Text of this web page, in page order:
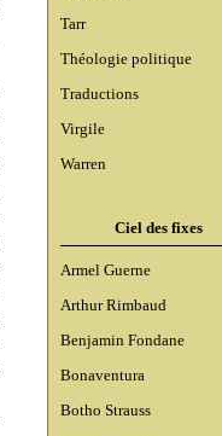
Tarr
Théologie politique
Traductions
Virgile
Warren
Ciel des fixes
Armel Guerne
Arthur Rimbaud
Benjamin Fondane
Bonaventura
Botho Strauss